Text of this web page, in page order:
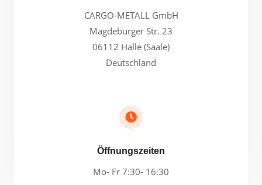
CARGO-METALL GmbH
Magdeburger Str. 23
06112 Halle (Saale)
Deutschland
Öffnungszeiten
Mo- Fr 7:30- 16:30